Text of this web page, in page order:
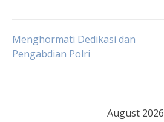
Post
Menghormati Dedikasi dan
Pengabdian Polri
August 2026